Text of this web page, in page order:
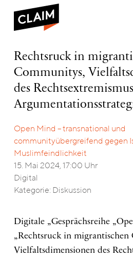
Rechtsruck
migrantischen
Communitys,
Rechtsruck in
Communitys,
des
Open Mind – transnational und
communityübergreifend gegen
Muslimfeindlichkeit
15. Mai 2024, 17:00 Uhr
Digital
Kategorie: Diskussion
Digitale „Gesprächsreihe
„Rechtsruck in migrantischen
Vielfaltsdimensionen des